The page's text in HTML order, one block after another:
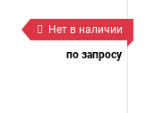
Нет в наличии
по запросу